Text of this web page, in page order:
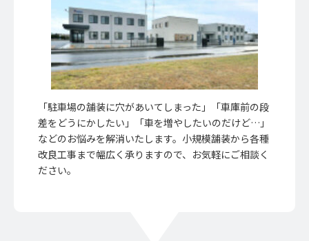
「駐車場の舗装に穴があいてしまった」「車庫前の段
差をどうにかしたい」「車を増やしたいのだけど…」
などのお悩みを解消いたします。小規模舗装から各種
改良工事まで幅広く承りますので、お気軽にご相談く
ださい。